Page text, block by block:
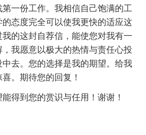
一份工作。我相信自己饱满的工
态度完全可以使我更快的适应这
的这封自荐信，能使您对我有一
我愿意以极大的热情与责任心投
中去。您的选择是我的期望。给我
。期待您的回复！
得到您的赏识与任用！谢谢！